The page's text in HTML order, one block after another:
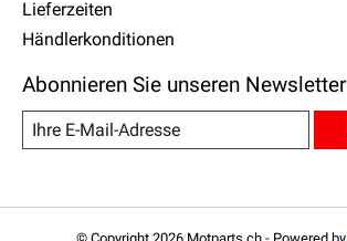
Lieferzeiten
Händlerkonditionen
Abonnieren Sie unseren Newsletter